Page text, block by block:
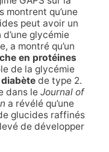
montrent qu’une
peut avoir un
glycémie
a montré qu’un
en protéines
de la glycémie
diabètede type 2.
dans le Journal of
a révélé qu’une
glucides raffinés
de développer